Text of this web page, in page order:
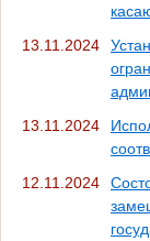
13.11.2024
13.11.2024
12.11.2024